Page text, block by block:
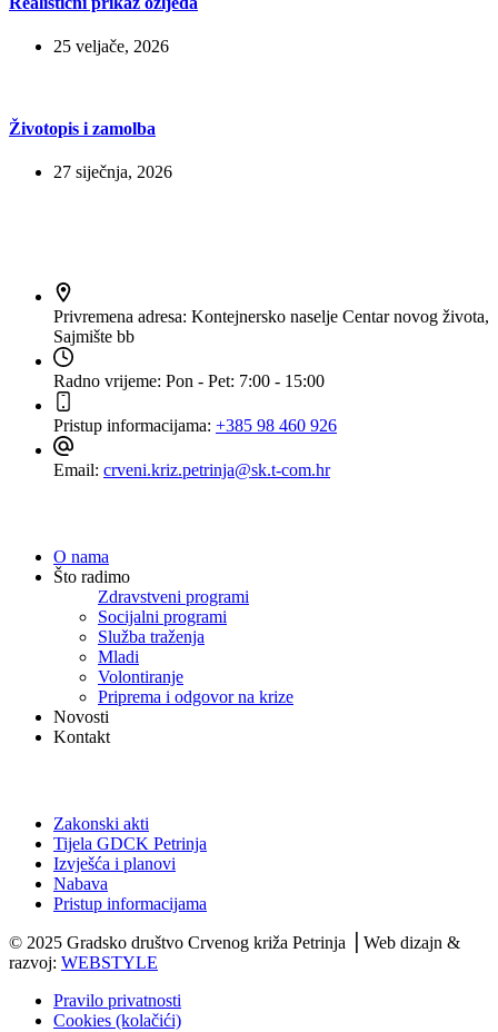
25 veljače, 2026
Životopis i zamolba
27 siječnja, 2026
Privremena adresa: Kontejnersko naselje Centar novog života,
Sajmište bb
Radno vrijeme: Pon - Pet: 7:00 - 15:00
Pristup informacijama: +385 98 460 926
Email: crveni.kriz.petrinja@sk.t-com.hr
O nama
Što radimo
Zdravstveni programi
Socijalni programi
Služba traženja
Mladi
Volontiranje
Priprema i odgovor na krize
Novosti
Kontakt
Zakonski akti
Tijela GDCK Petrinja
Izvješća i planovi
Nabava
Pristup informacijama
© 2025 Gradsko društvo Crvenog križa Petrinja ⎟ Web dizajn &
razvoj: WEBSTYLE
Pravilo privatnosti
Cookies (kolačići)